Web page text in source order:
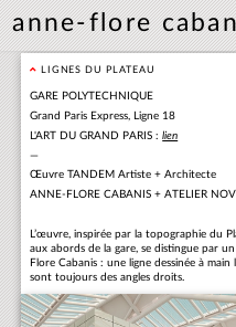
anne-flore
LIGNES DU PLATEAU
GARE POLYTECHNIQUE
Grand Paris Express, Ligne 18
L'ART DU GRAND PARIS :lien
—
Œuvre TANDEM Artiste + Architecte
ANNE-FLORE CABANIS + ATELIER
L’œuvre, inspirée par la topographie du
aux abords de la gare, se distingue par
Flore Cabanis : une ligne dessinée à
sont toujours des angles droits.